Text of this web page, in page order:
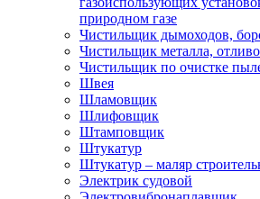
природном газе
Чистильщик дымоходов,
Чистильщик металла,
Чистильщик по очистке
Швея
Шламовщик
Шлифовщик
Штамповщик
Штукатур
Штукатур – маляр
Электрик судовой